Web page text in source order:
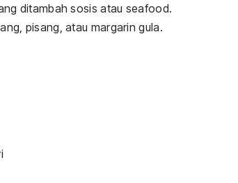
ditambah sosis atau seafood.
pisang, atau margarin gula.